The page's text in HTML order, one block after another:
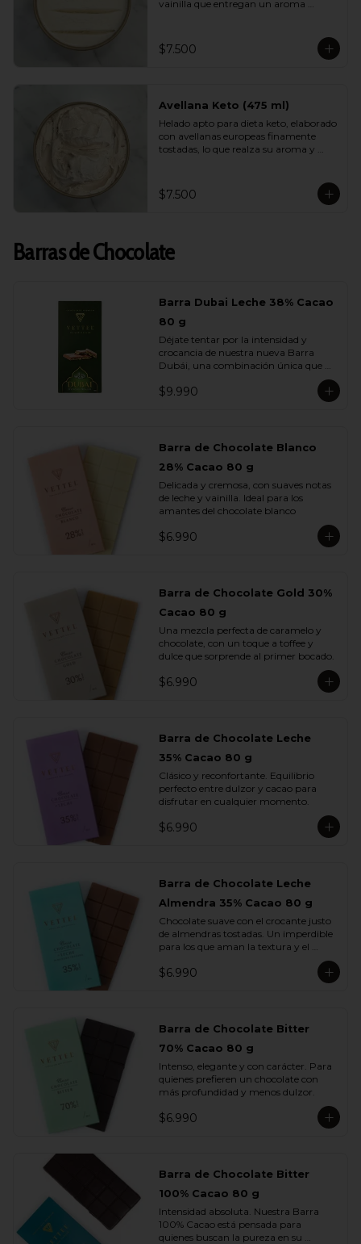
vainilla que entregan un aroma
buscan disfrutar de un helado liviano
sin renunciar al verdadero sabor de la
$7.500
Avellana Keto (475 ml)
Helado apto para dieta keto, elaborado
con avellanas europeas finamente
tostadas, lo que realza su aroma y
sorprendente. Ideal para quienes
cuidan su alimentación y quieren
$7.500
Barras de Chocolate
Barra Dubai Leche 38% Cacao
80 g
Déjate tentar por la intensidad y
crocancia de nuestra nueva Barra
Dubái, una combinación única que
fusiona lo mejor del chocolate europeo
con los sabores más exquisitos de
rellena con una cremosa pasta de
hebras de masa filo tostada con
mantequilla que aportan una textura
crujiente e irresistible.
viaje de sabor profundo y auténtico,
$9.990
Barra de Chocolate Blanco
28% Cacao 80 g
Delicada y cremosa, con suaves notas
de leche y vainilla. Ideal para los
amantes del chocolate blanco
$6.990
Barra de Chocolate Gold 30%
Cacao 80 g
Una mezcla perfecta de caramelo y
chocolate, con un toque a toffee y
dulce que sorprende al primer bocado.
$6.990
Barra de Chocolate Leche
35% Cacao 80 g
Clásico y reconfortante. Equilibrio
perfecto entre dulzor y cacao para
disfrutar en cualquier momento.
$6.990
Barra de Chocolate Leche
Almendra 35% Cacao 80 g
Chocolate suave con el crocante justo
de almendras tostadas. Un imperdible
para los que aman la textura y el
$6.990
Barra de Chocolate Bitter
70% Cacao 80 g
Intenso, elegante y con carácter. Para
quienes prefieren un chocolate con
más profundidad y menos dulzor.
$6.990
Barra de Chocolate Bitter
100% Cacao 80 g
Intensidad absoluta. Nuestra Barra
100% Cacao está pensada para
quienes buscan la pureza en su